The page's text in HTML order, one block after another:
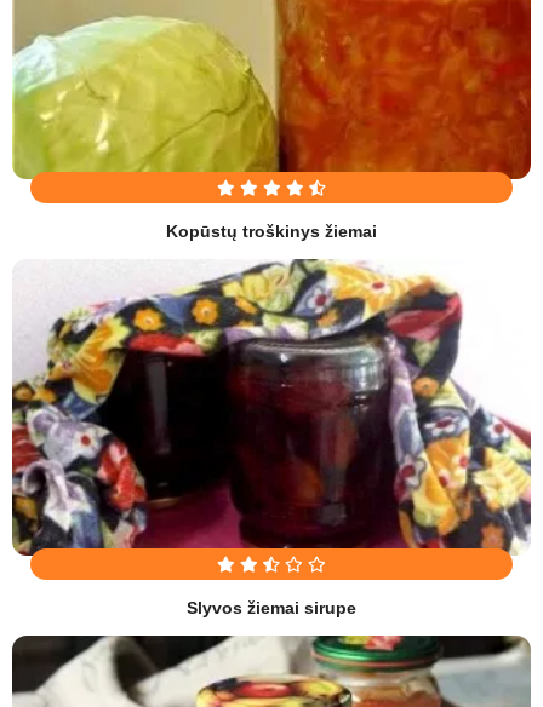
Kopūstų troškinys žiemai
Slyvos žiemai sirupe